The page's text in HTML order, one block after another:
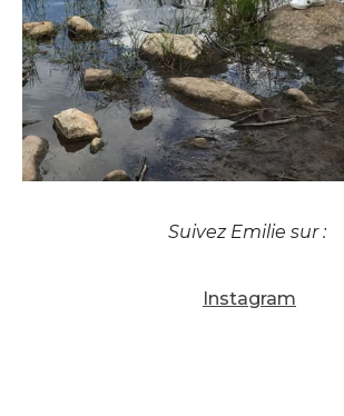
Suivez Emilie sur :
Instagram